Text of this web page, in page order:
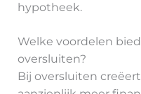
hypotheek.
Welke voordelen
oversluiten?
Bij oversluiten